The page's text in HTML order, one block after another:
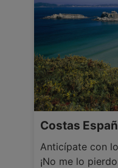
Costas
Anticípate con
¡No me lo